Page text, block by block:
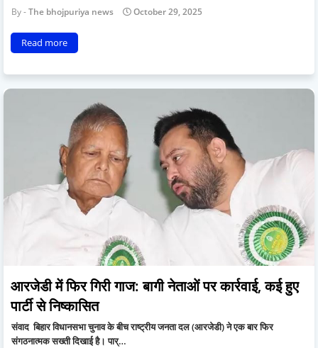
The bhojpuriya news October 29, 2025
Read more
आरजेडी में फिर गिरी गाज: बागी नेताओं पर कार्रवाई, कई हुए
पार्टी से निष्कासित
संवाद बिहार विधानसभा चुनाव के बीच राष्ट्रीय जनता दल (आरजेडी) ने एक बार फिर
संगठनात्मक सख्ती दिखाई है। पार्…